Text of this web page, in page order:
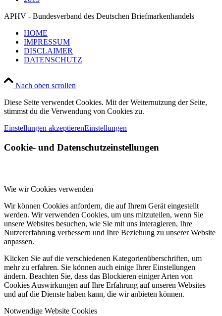
APHV - Bundesverband des Deutschen Briefmarkenhandels
HOME
IMPRESSUM
DISCLAIMER
DATENSCHUTZ
Nach oben scrollen
Diese Seite verwendet Cookies. Mit der Weiternutzung der Seite,
stimmst du die Verwendung von Cookies zu.
Einstellungen akzeptierenEinstellungen
Cookie- und Datenschutzeinstellungen
Wie wir Cookies verwenden
Wir können Cookies anfordern, die auf Ihrem Gerät eingestellt
werden. Wir verwenden Cookies, um uns mitzuteilen, wenn Sie
unsere Websites besuchen, wie Sie mit uns interagieren, Ihre
Nutzererfahrung verbessern und Ihre Beziehung zu unserer Website
anpassen.
Klicken Sie auf die verschiedenen Kategorienüberschriften, um
mehr zu erfahren. Sie können auch einige Ihrer Einstellungen
ändern. Beachten Sie, dass das Blockieren einiger Arten von
Cookies Auswirkungen auf Ihre Erfahrung auf unseren Websites
und auf die Dienste haben kann, die wir anbieten können.
Notwendige Website Cookies